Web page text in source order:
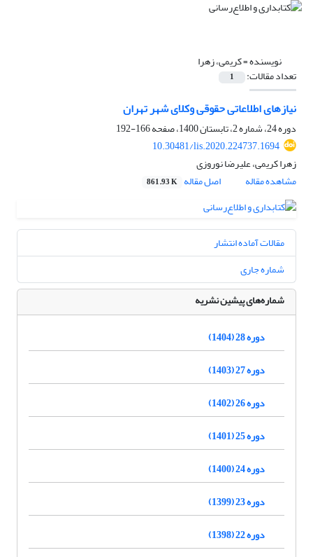
نویسنده =کریمی، زهرا
تعداد مقالات: 1
نیازهای اطلاعاتی حقوقی وکلای شهر تهران
دوره 24، شماره 2، تابستان 1400، صفحه
166-192
10.30481/lis.2020.224737.1694
زهرا کریمی، علیرضا نوروزی
مشاهده مقاله
اصل مقاله 861.93 K
مقالات آماده انتشار
شماره جاری
شماره‌های پیشین نشریه
دوره 28 (1404)
دوره 27 (1403)
دوره 26 (1402)
دوره 25 (1401)
دوره 24 (1400)
دوره 23 (1399)
دوره 22 (1398)